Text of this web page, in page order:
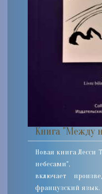
Книга "Между
Новая книга Лесси
небесами",
включает
французский язык.